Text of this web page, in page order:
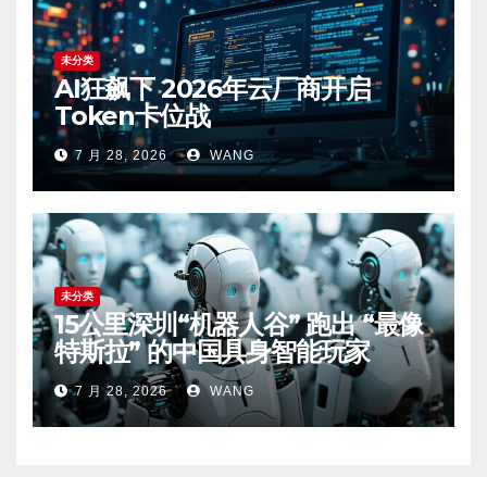
未分类
AI狂飙下 2026年云厂商开启
Token卡位战
7 月 28, 2026 WANG
未分类
15公里深圳“机器人谷” 跑出 “最像
特斯拉” 的中国具身智能玩家
7 月 28, 2026 WANG